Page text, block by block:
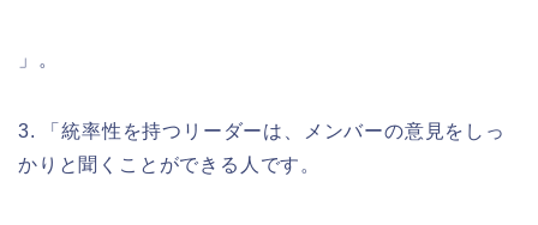
」。
3. 「統率性を持つリーダーは、メンバーの意見をしっ
かりと聞くことができる人です。